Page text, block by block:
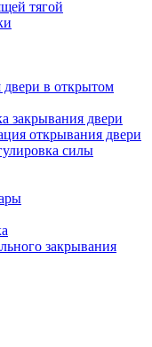
тягой
в открытом
закрывания двери
открывания двери
силы
закрывания